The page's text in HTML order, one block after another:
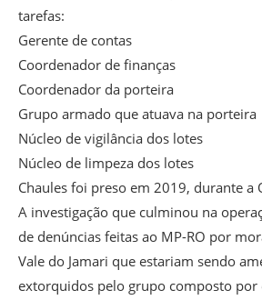
tarefas:
Gerente de contas
Coordenador de finanças
Coordenador da porteira
Grupo armado que atuava na porteira
Núcleo de vigilância dos lotes
Núcleo de limpeza dos lotes
Chaules foi preso em 2019, durante a
A investigação que culminou na
de denúncias feitas ao MP-RO por
Vale do Jamari que estariam sendo
extorquidos pelo grupo composto por